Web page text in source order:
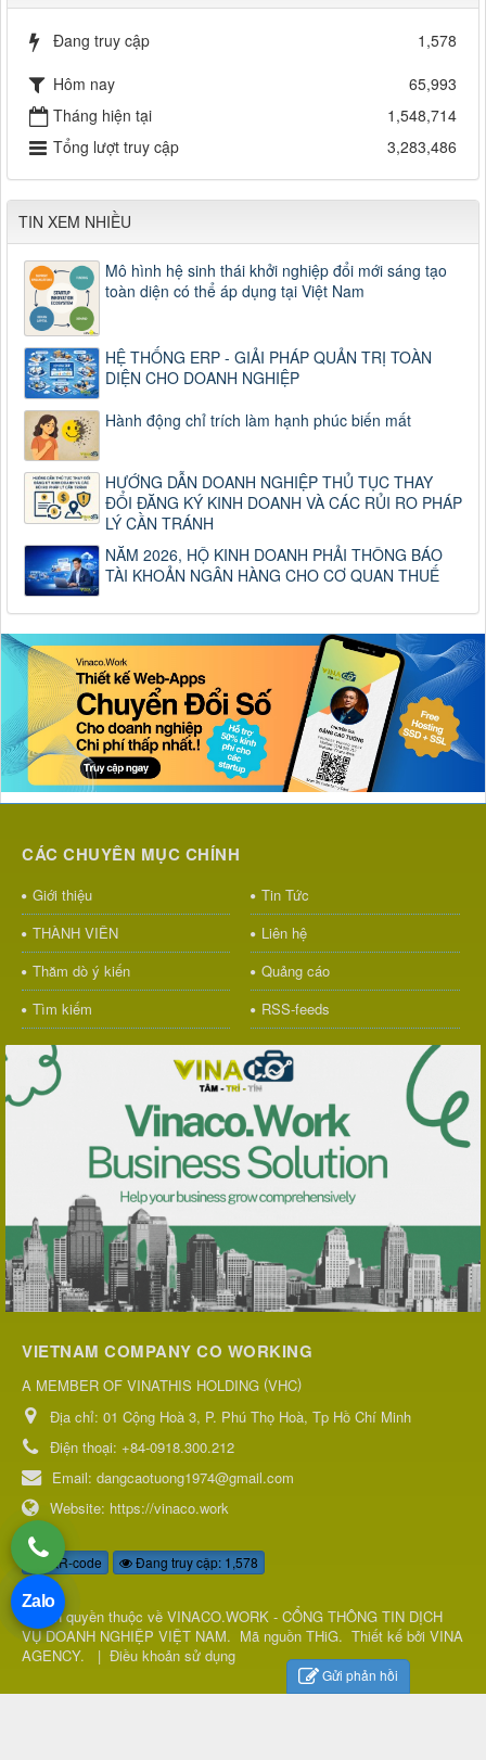
Đang truy cập
1,578
Hôm nay
65,993
Tháng hiện tại
1,548,714
Tổng lượt truy cập
3,283,486
TIN XEM NHIỀU
Mô hình hệ sinh thái khởi nghiệp đổi mới sáng tạo
toàn diện có thể áp dụng tại Việt Nam
HỆ THỐNG ERP - GIẢI PHÁP QUẢN TRỊ TOÀN
DIỆN CHO DOANH NGHIỆP
Hành động chỉ trích làm hạnh phúc biến mất
HƯỚNG DẪN DOANH NGHIỆP THỦ TỤC THAY
ĐỔI ĐĂNG KÝ KINH DOANH VÀ CÁC RỦI RO PHÁP
LÝ CẦN TRÁNH
NĂM 2026, HỘ KINH DOANH PHẢI THÔNG BÁO
TÀI KHOẢN NGÂN HÀNG CHO CƠ QUAN THUẾ
CÁC CHUYÊN MỤC CHÍNH
Giới thiệu
Tin Tức
THÀNH VIÊN
Liên hệ
Thăm dò ý kiến
Quảng cáo
Tìm kiếm
RSS-feeds
VIETNAM COMPANY CO WORKING
A MEMBER OF VINATHIS HOLDING (VHC)
Địa chỉ: 01 Cộng Hoà 3, P. Phú Thọ Hoà, Tp Hồ Chí Minh
Điện thoại: +84-0918.300.212
Email: dangcaotuong1974@gmail.com
Website: https://vinaco.work
QR-code Đang truy cập: 1,578
© Bản quyền thuộc về VINACO.WORK - CỔNG THÔNG TIN DỊCH
VỤ DOANH NGHIỆP VIỆT NAM. Mã nguồn THiG. Thiết kế bởi VINA
AGENCY. | Điều khoản sử dụng
Gửi phản hồi
Zalo